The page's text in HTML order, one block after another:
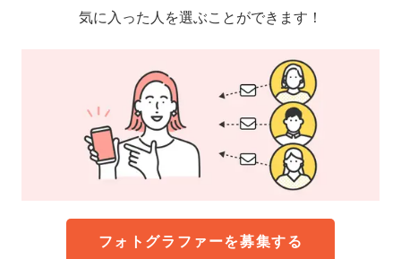
気に入った人を選ぶことができます！
フォトグラファーを募集する